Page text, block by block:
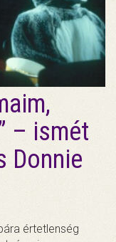
– ismét
Donnie
értetlenség